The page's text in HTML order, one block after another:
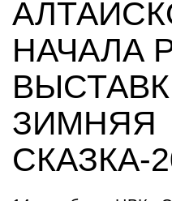
НАЧАЛА
ЗИМНЯЯ
СКАЗКА-